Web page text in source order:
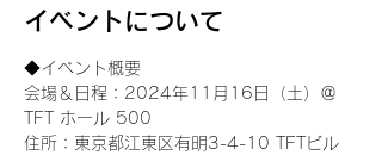
イベントについて
◆イベント概要
会場＆日程：2024年11月16日（土）＠
TFT ホール 500
住所：東京都江東区有明3-4-10 TFTビル